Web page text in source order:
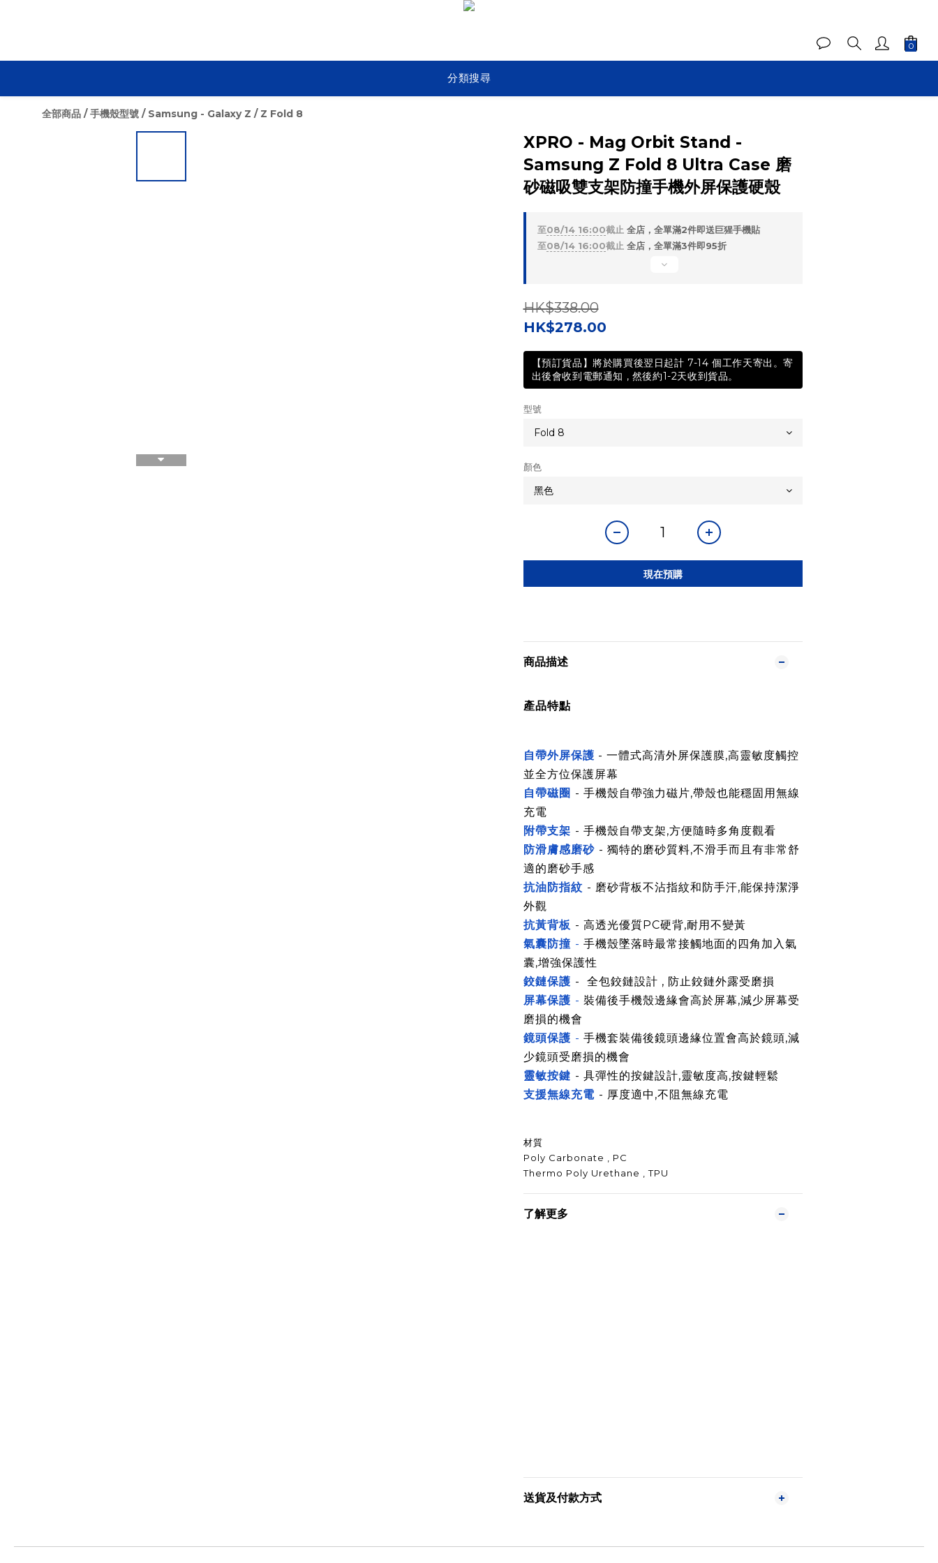
分類搜尋
全部商品 /手機殼型號 / Samsung - Galaxy Z / Z Fold 8
XPRO - Mag Orbit Stand -
Samsung Z Fold 8 Ultra Case 磨
砂磁吸雙支架防撞手機外屏保護硬殼
至08/14 16:00截止 全店，全單滿2件即送巨猩手機貼
至08/14 16:00截止 全店，全單滿3件即95折
HK$338.00
HK$278.00
【預訂貨品】將於購買後翌日起計 7-14 個工作天寄出。寄
出後會收到電郵通知 , 然後約1-2天收到貨品。
型號
顏色
現在預購
商品描述
產品特點
自帶外屏保護 - 一體式高清外屏保護膜,高靈敏度觸控
並全方位保護屏幕
自帶磁圈 - 手機殼自帶強力磁片,帶殼也能穩固用無線
充電
附帶支架 - 手機殼自帶支架,方便隨時多角度觀看
防滑膚感磨砂 - 獨特的磨砂質料,不滑手而且有非常舒
適的磨砂手感
抗油防指紋 - 磨砂背板不沾指紋和防手汗,能保持潔淨
外觀
抗黃背板 - 高透光優質PC硬背,耐用不變黃
氣囊防撞 - 手機殼墜落時最常接觸地面的四角加入氣
囊,增強保護性
鉸鏈保護 - 全包鉸鏈設計 , 防止鉸鏈外露受磨損
屏幕保護 - 裝備後手機殼邊緣會高於屏幕,減少屏幕受
磨損的機會
鏡頭保護 - 手機套裝備後鏡頭邊緣位置會高於鏡頭,減
少鏡頭受磨損的機會
靈敏按鍵 - 具彈性的按鍵設計,靈敏度高,按鍵輕鬆
支援無線充電 - 厚度適中,不阻無線充電
材質
Poly Carbonate , PC
Thermo Poly Urethane , TPU
了解更多
送貨及付款方式